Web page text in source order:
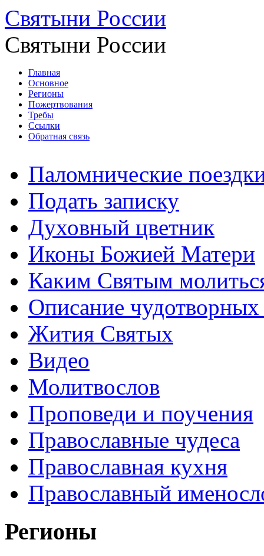
Святыни России
Святыни России
Главная
Основное
Регионы
Пожертвования
Требы
Ссылки
Обратная связь
Паломнические
Подать записку
Духовный цветник
Иконы Божией Матери
Каким Святым
Описание
Жития Святых
Видео
Молитвослов
Проповеди и поучения
Православные чудеса
Православная кухня
Православный
Регионы